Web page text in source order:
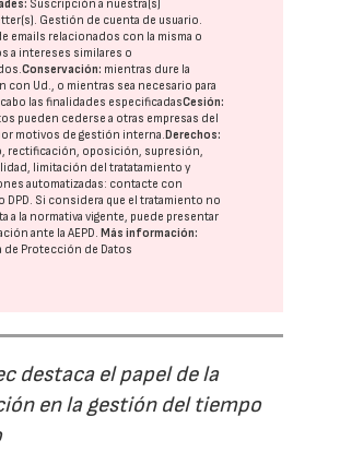
Suscripción a nuestra(s)
Gestión de cuenta de usuario.
emails relacionados con la misma o
a intereses similares o
Conservación: mientras dure la
con Ud., o mientras sea necesario para
cabo las finalidades especificadasCesión:
pueden cederse a otras empresas del
motivos de gestión interna. Derechos:
rectificación, oposición, supresión,
limitación del tratatamiento y
automatizadas: contacte con
DPD. Si considera que el tratamiento no
a la normativa vigente, puede presentar
ante laAEPD. Más información:
de Protección de Datos
destaca el papel de la
en la gestión del tiempo